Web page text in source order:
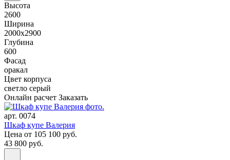
Высота
2600
Ширина
2000x2900
Глубина
600
Фасад
оракал
Цвет корпуса
светло серый
Онлайн расчет Заказать
арт. 0074
Шкаф купе Валерия
Цена от 105 100 руб.
43 800 руб.